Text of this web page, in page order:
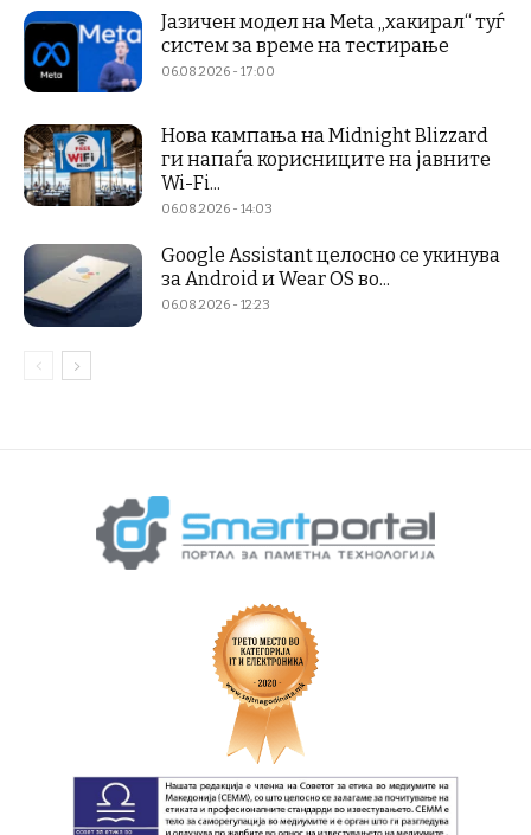
Јазичен модел на Meta „хакирал“ туѓ
систем за време на тестирање
06.08.2026 - 17:00
Нова кампања на Midnight Blizzard
ги напаѓа корисниците на јавните
Wi-Fi...
06.08.2026 - 14:03
Google Assistant целосно се укинува
за Android и Wear OS во...
06.08.2026 - 12:23